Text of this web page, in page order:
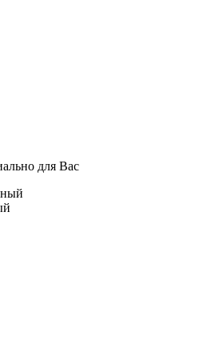
для Вас